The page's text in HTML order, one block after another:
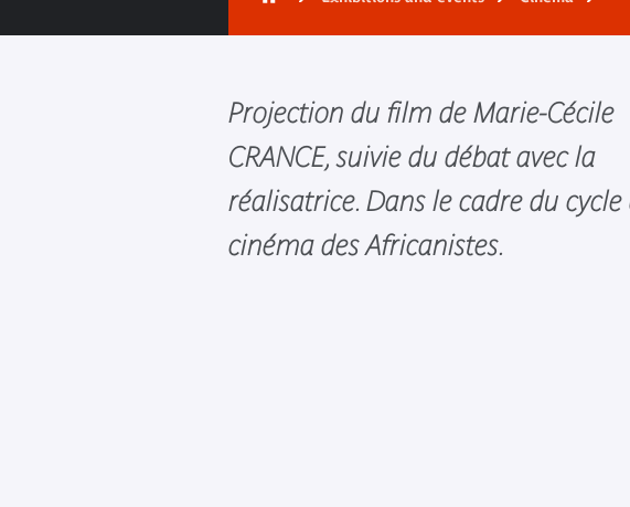
Projection du film de Marie-Cécile
CRANCE, suivie du débat avec la
réalisatrice. Dans le cadre du cycle
cinéma des Africanistes.